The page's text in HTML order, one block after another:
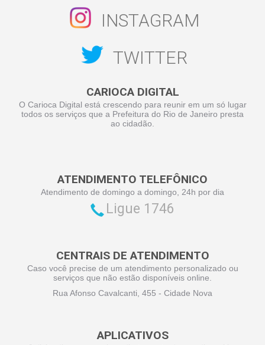
INSTAGRAM
TWITTER
CARIOCA DIGITAL
O Carioca Digital está crescendo para reunir em um só lugar
todos os serviços que a Prefeitura do Rio de Janeiro presta
ao cidadão.
ATENDIMENTO TELEFÔNICO
Atendimento de domingo a domingo, 24h por dia
Ligue 1746
CENTRAIS DE ATENDIMENTO
Caso você precise de um atendimento personalizado ou
serviços que não estão disponíveis online.
Rua Afonso Cavalcanti, 455 - Cidade Nova
APLICATIVOS